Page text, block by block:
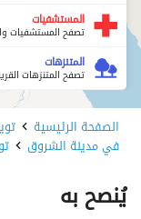
المستشفيات
تصفح المستشفيات
المتنزهات
تصفح المتنزهات
الصفحة الرئيسية
في مدينة الشروق
يُنصح به